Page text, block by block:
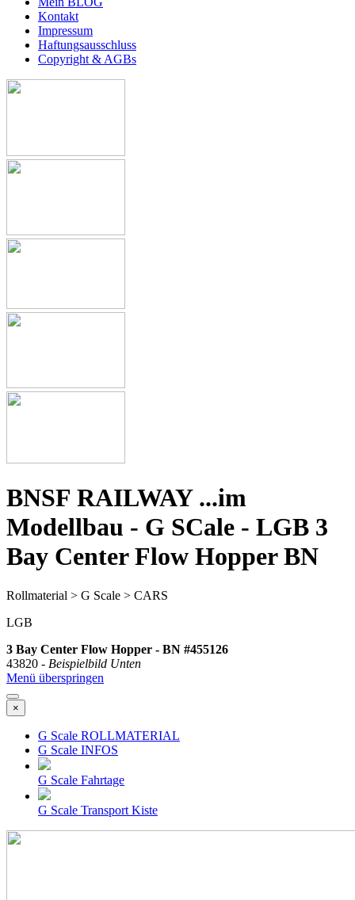
Kontakt
Impressum
Haftungsausschluss
Copyright & AGBs
BNSF RAILWAY ...im
Modellbau - G SCale - LGB 3
Bay Center Flow Hopper BN
Rollmaterial > G Scale > CARS
LGB
3 Bay Center Flow Hopper - BN #455126
43820 - Beispielbild Unten
Menü überspringen
×
G Scale ROLLMATERIAL
G Scale INFOS
G Scale Fahrtage
G Scale Transport Kiste